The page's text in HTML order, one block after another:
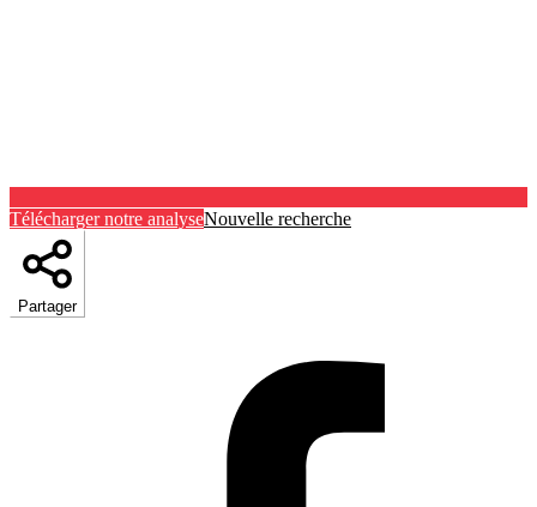
Télécharger notre analyseNouvelle recherche
Partager